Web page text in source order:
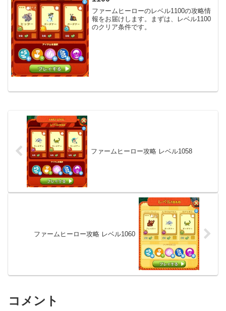
ファームヒーローのレベル1100の攻略情
報をお届けします。まずは、レベル1100
のクリア条件です。
ファームヒーロー攻略 レベル1058
ファームヒーロー攻略 レベル1060
コメント